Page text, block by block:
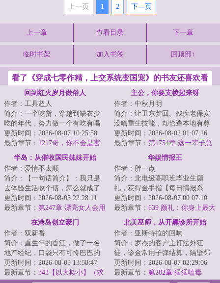
上一页 1 2 下—页
上一章 查看目录 下一章
临时书架 加入书签 回顶部↑
看了《穿成七零作精，上交系统变国宠》的书友还喜欢看
回到红火岁月做俗人
作者：工具超人
简介：一个吃货，穿越到缺衣少
吃的年代，努力做一个有吃有喝
的俗人。合理党，暴戾少，智商
在线，无诸天、...
更新时间：2026-08-07 10:25:58
最新章节： 1217哥，你不会是害
怕吧？
主公，你要支棱起来呀
作者：中秋月明
简介：让卫东梦回。残疾老保安
没啥重生技能，却恰逢本地有尊
通天彻地的超级大神，当然要鞍
前马后，悉心跟...
更新时间：2026-08-02 01:07:16
最新章节： 第1754章 这一辈子总
要为什么拼命
半岛：从催收国民妹妹开始
作者：爱情不太顺
简介：【一句话简介】：我只是
去体验生活收个债，怎么就成了
半岛女团的白月光？【正经简
介】：年，半岛娱...
更新时间：2026-08-05 22:28:11
最新章节： 第247章 漂亮女人会用
请客换称呼
华娱情报王
作者：胖一点
简介：北电级高职班毕业生颜
礼，获得金手指【每日情报系
统】，从此化身娱乐圈情报王什
么？《隋唐英雄传》...
更新时间：2026-08-07 00:07:10
最新章节： 639 颜礼：你身上最大
的优势不是名气，而是脸
在港岛创立豪门
作者：双新番
简介：重生年的香江，做了一名
地产经纪，口袋只有可怜巴巴的
一点存款，吕百侨必须多赚钱，
努力积攒原始资...
更新时间：2026-08-05 13:58:47
最新章节： 343【以大欺小】（求
北美巫师，从开黑诊所开始
作者：亚斯特拉的回响
简介：罗杰的客户主打法外狂
徒，诊金常用子弹结算，隔壁邻
居不是销赃就是放贷。不过他能
看见伤口飘出的腐...
更新时间：2026-08-07 02:29:06
最新章节： 第282章 猛猛嗑毒